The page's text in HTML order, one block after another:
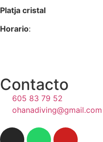
Platja cristal
Horario: Lunes a
Contacto
605 83 79 52
ohanadiving@gmail.com